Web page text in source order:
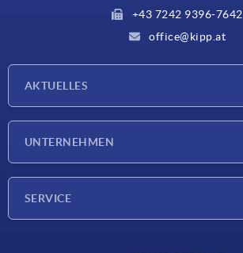
+43 7242 9396-7642
office@kipp.at
AKTUELLES
UNTERNEHMEN
SERVICE